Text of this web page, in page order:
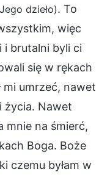
dzieło). To
więc
i brutalni byli ci
się w rękach
mi umrzeć, nawet
życia. Nawet
mnie na śmierć,
Boga. Boże
czemu byłam w